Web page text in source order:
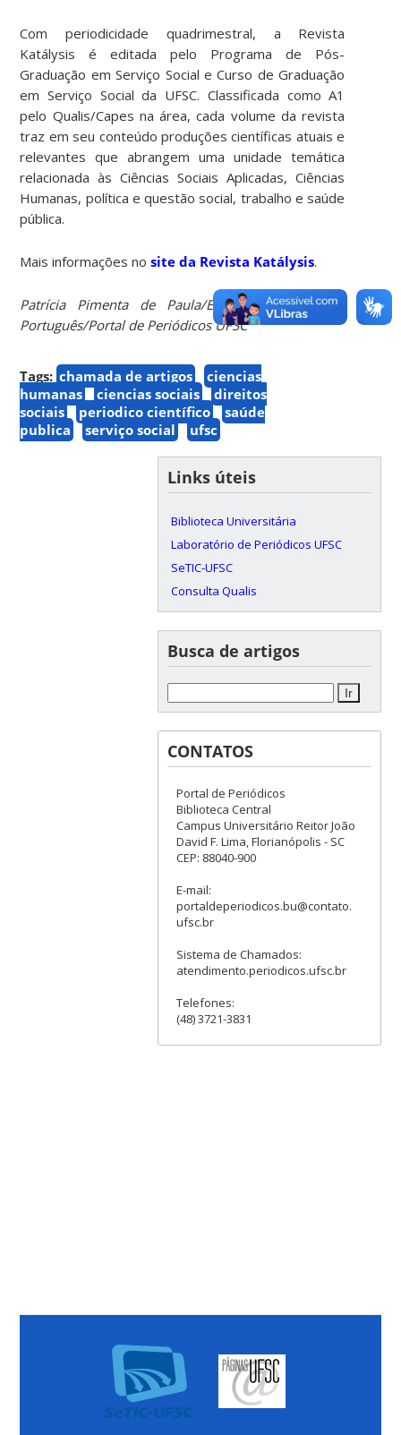
Com periodicidade quadrimestral, a Revista
Katálysis é editada pelo Programa de Pós-
Graduação em Serviço Social e Curso de Graduação
em Serviço Social da UFSC. Classificada como A1
pelo Qualis/Capes na área, cada volume da revista
traz em seu conteúdo produções científicas atuais e
relevantes que abrangem uma unidade temática
relacionada às Ciências Sociais Aplicadas, Ciências
Humanas, política e questão social, trabalho e saúde
pública.
Mais informações nosite da Revista Katálysis.
Patrícia Pimenta de Paula/Estagiária de Letras-
Português/Portal de Periódicos UFSC
Tags: chamada de artigos
ciencias
humanas
ciencias sociais
direitos
sociais
periodico científico
saúde
publica
serviço social ufsc
Links úteis
Biblioteca Universitária
Laboratório de Periódicos UFSC
SeTIC-UFSC
Consulta Qualis
Busca de artigos
CONTATOS
Portal de Periódicos
Biblioteca Central
Campus Universitário Reitor João
David F. Lima, Florianópolis - SC
CEP: 88040-900
E-mail:
portaldeperiodicos.bu@contato.
ufsc.br
Sistema de Chamados:
atendimento.periodicos.ufsc.br
Telefones:
(48) 3721-3831